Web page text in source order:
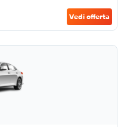
Vedi offerta